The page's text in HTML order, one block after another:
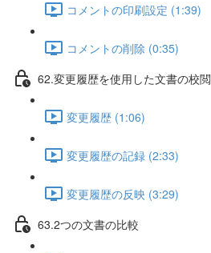
コメントの印刷設定 (1:39)
コメントの削除 (0:35)
62.変更履歴を使用した文書の校閲
変更履歴 (1:06)
変更履歴の記録 (2:33)
変更履歴の反映 (3:29)
63.2つの文書の比較